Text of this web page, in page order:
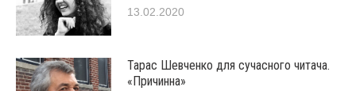
13.02.2020
Тарас Шевченко для сучасного читача.
«Причинна»